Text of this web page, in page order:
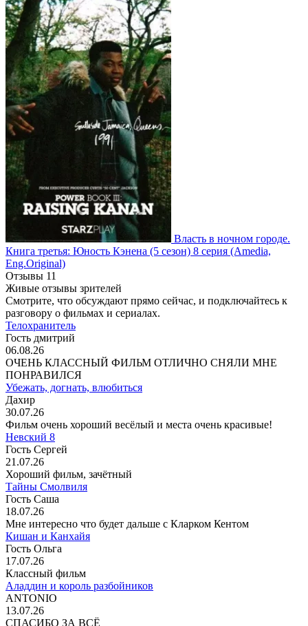
Власть в ночном городе.
Книга третья: Юность Кэнена (5 сезон) 8 серия (Amedia,
Eng.Original)
Отзывы 11
Живые отзывы зрителей
Смотрите, что обсуждают прямо сейчас, и подключайтесь к
разговору о фильмах и сериалах.
Телохранитель
Гость дмитрий
06.08.26
ОЧЕНЬ КЛАССНЫЙ ФИЛЬМ ОТЛИЧНО СНЯЛИ МНЕ
ПОНРАВИЛСЯ
Убежать, догнать, влюбиться
Дахир
30.07.26
Фильм очень хороший весёлый и места очень красивые!
Невский 8
Гость Сергей
21.07.26
Хороший фильм, зачётный
Тайны Смолвиля
Гость Саша
18.07.26
Мне интересно что будет дальше с Кларком Кентом
Кишан и Канхайя
Гость Ольга
17.07.26
Классный фильм
Аладдин и король разбойников
ANTONIO
13.07.26
СПАСИБО ЗА ВСЁ